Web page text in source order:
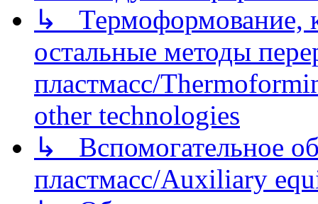
↳ Термоформование,
остальные методы
пластмасс/
other technologies
↳ Вспомогательное
пластмасс/Auxiliary